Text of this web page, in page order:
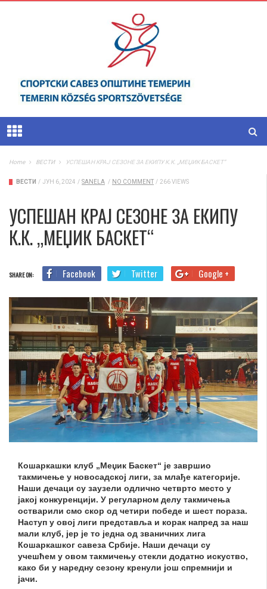
Home ВЕСТИ УСПЕШАН КРАЈ СЕЗОНЕ ЗА ЕКИПУ К.К. „МЕЏИК БАСКЕТ“
ВЕСТИ / ЈУН 6, 2024 / SANELA / NO COMMENT / 266 VIEWS
УСПЕШАН КРАЈ СЕЗОНЕ ЗА ЕКИПУ
К.К. „МЕЏИК БАСКЕТ“
SHARE ON: Facebook Twitter Google +
Кошаркашки клуб „Меџик Баскет“ је завршио
такмичење у новосадској лиги, за млађе категорије.
Наши дечаци су заузели одлично четврто место у
јакој конкуренцији. У регуларном делу такмичења
остварили смо скор од четири победе и шест пораза.
Наступ у овој лиги представља и корак напред за наш
мали клуб, јер је то једна од званичних лига
Кошаркашког савеза Србије. Наши дечаци су
учешћем у овом такмичењу стекли додатно искуство,
како би у наредну сезону кренули још спремнији и
јачи.